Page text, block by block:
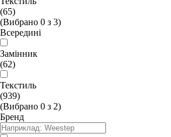
(65)
(Вибрано 0 з 3)
Всередині
Замінник
(62)
Текстиль
(939)
(Вибрано 0 з 2)
Бренд